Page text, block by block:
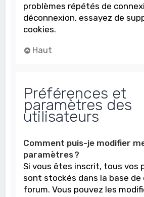
problèmes répétés de
déconnexion, essayez de
cookies.
Haut
Préférences et
paramètres des
utilisateurs
Comment puis-je modifier
paramètres ?
Si vous êtes inscrit, tous vos
sont stockés dans la base de
forum. Vous pouvez les